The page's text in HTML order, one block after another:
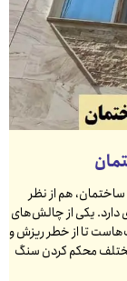
هم از نظر
دارد. یکی از چالش‌های
تا از خطر ریزش و
محکم کردن سنگ